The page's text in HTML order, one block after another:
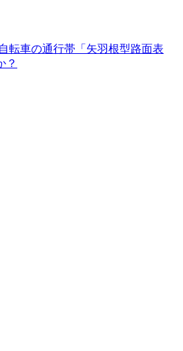
自転車の通行帯「矢羽根型路面表
？